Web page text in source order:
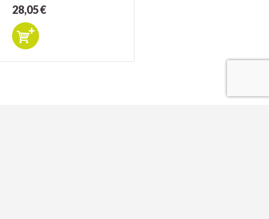
28,05 €